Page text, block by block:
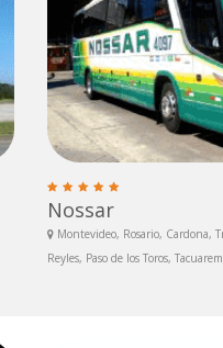
Nossar
Montevideo, Rosario, Cardona,
Reyles, Paso de los Toros,